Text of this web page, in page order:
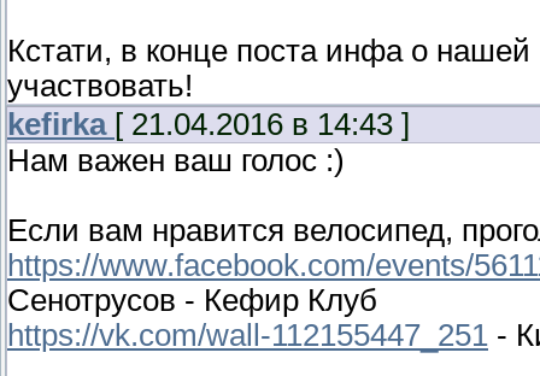
Кстати, в конце поста инфа о
участвовать!
kefirka [ 21.04.2016 в 14:43 ]
Нам важен ваш голос :)
Если вам нравится велосипед,
https://www.facebook.com/events/
Сенотрусов - Кефир Клуб
https://vk.com/wall-112155447_251 -